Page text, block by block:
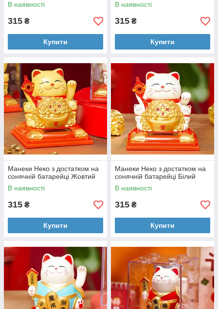
В наявності
315 ₴
Купити
В наявності
315 ₴
Купити
Манеки Неко з достатком на
сонячній батарейці Жовтий
В наявності
315 ₴
Купити
Манеки Неко з достатком на
сонячній батарейці Білий
В наявності
315 ₴
Купити